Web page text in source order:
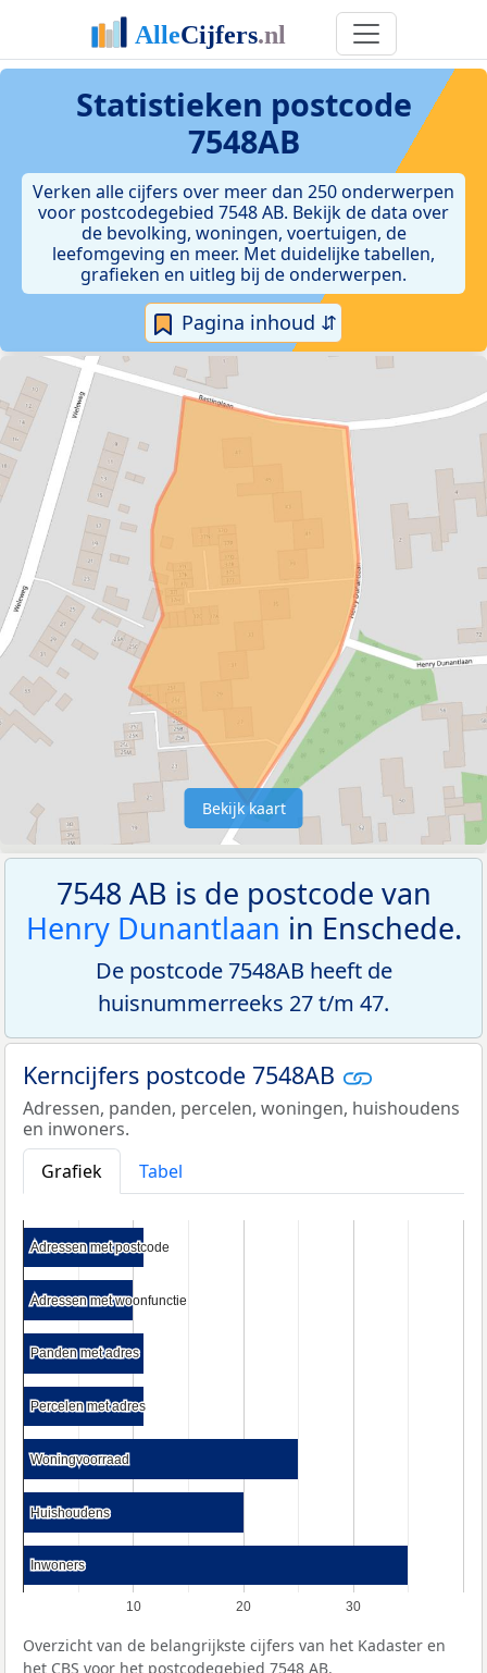
Statistieken postcode
7548AB
Verken alle cijfers over meer dan 250 onderwerpen
voor postcodegebied 7548 AB. Bekijk de data over
de bevolking, woningen, voertuigen, de
leefomgeving en meer. Met duidelijke tabellen,
grafieken en uitleg bij de onderwerpen.
Pagina inhoud ⇵
Bekijk kaart
7548 AB is de postcode van
Henry Dunantlaan in Enschede.
De postcode 7548AB heeft de
huisnummerreeks 27 t/m 47.
Kerncijfers postcode 7548AB
Adressen, panden, percelen, woningen, huishoudens
en inwoners.
Grafiek
Tabel
10 20 30
Adressen met postcode
Adressen met postcode
Adressen met woonfunctie
Adressen met woonfunctie
Panden met adres
Panden met adres
Percelen met adres
Percelen met adres
Woningvoorraad
Woningvoorraad
Huishoudens
Huishoudens
Inwoners
Inwoners
Overzicht van de belangrijkste cijfers van het Kadaster en
het CBS voor het postcodegebied 7548 AB.